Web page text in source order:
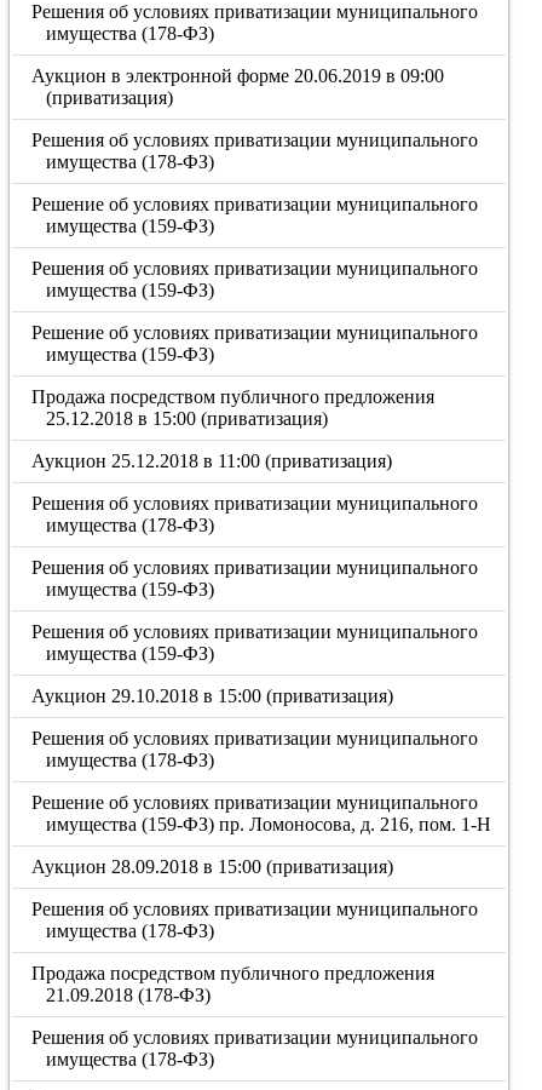
Решения об условиях приватизации муниципального
имущества (178-ФЗ)
Аукцион в электронной форме 20.06.2019 в 09:00
(приватизация)
Решения об условиях приватизации муниципального
имущества (178-ФЗ)
Решение об условиях приватизации муниципального
имущества (159-ФЗ)
Решения об условиях приватизации муниципального
имущества (159-ФЗ)
Решение об условиях приватизации муниципального
имущества (159-ФЗ)
Продажа посредством публичного предложения
25.12.2018 в 15:00 (приватизация)
Аукцион 25.12.2018 в 11:00 (приватизация)
Решения об условиях приватизации муниципального
имущества (178-ФЗ)
Решения об условиях приватизации муниципального
имущества (159-ФЗ)
Решения об условиях приватизации муниципального
имущества (159-ФЗ)
Аукцион 29.10.2018 в 15:00 (приватизация)
Решения об условиях приватизации муниципального
имущества (178-ФЗ)
Решение об условиях приватизации муниципального
имущества (159-ФЗ) пр. Ломоносова, д. 216, пом. 1-Н
Аукцион 28.09.2018 в 15:00 (приватизация)
Решения об условиях приватизации муниципального
имущества (178-ФЗ)
Продажа посредством публичного предложения
21.09.2018 (178-ФЗ)
Решения об условиях приватизации муниципального
имущества (178-ФЗ)